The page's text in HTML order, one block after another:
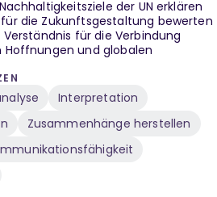
der UN erklären
die Zukunftsgestaltung bewerten
für die Verbindung
Hoffnungen und globalen
Interpretation
Zusammenhänge herstellen